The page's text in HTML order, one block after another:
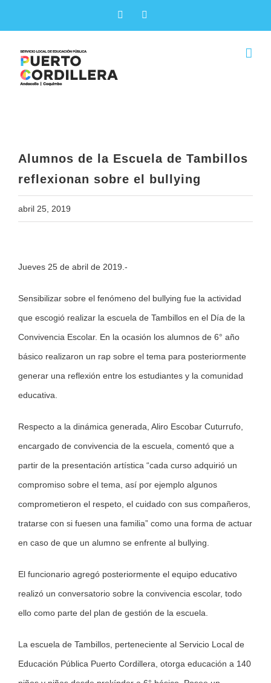
Facebook
Alumnos de la Escuela de Tambillos
reflexionan sobre el bullying
abril 25, 2019
Larger
Jueves 25 de abril de 2019.-
Sensibilizar sobre el fenómeno del bullying fue la actividad
que escogió realizar la escuela de Tambillos en el Día de la
Convivencia Escolar. En la ocasión los alumnos de 6° año
básico realizaron un rap sobre el tema para posteriormente
generar una reflexión entre los estudiantes y la comunidad
educativa.
Respecto a la dinámica generada, Aliro Escobar Cuturrufo,
encargado de convivencia de la escuela, comentó que a
partir de la presentación artística “cada curso adquirió un
compromiso sobre el tema, así por ejemplo algunos
comprometieron el respeto, el cuidado con sus compañeros,
tratarse con si fuesen una familia” como una forma de actuar
en caso de que un alumno se enfrente al bullying.
El funcionario agregó posteriormente el equipo educativo
realizó un conversatorio sobre la convivencia escolar, todo
ello como parte del plan de gestión de la escuela.
La escuela de Tambillos, perteneciente al Servicio Local de
Educación Pública Puerto Cordillera, otorga educación a 140